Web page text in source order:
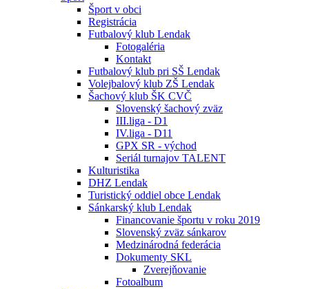
Šport v obci
Registrácia
Futbalový klub Lendak
Fotogaléria
Kontakt
Futbalový klub pri SŠ Lendak
Volejbalový klub ZŠ Lendak
Šachový klub ŠK CVČ
Slovenský šachový zväz
III.liga - D1
IV.liga - D11
GPX SR - východ
Seriál turnajov TALENT
Kulturistika
DHZ Lendak
Turistický oddiel obce Lendak
Sánkarský klub Lendak
Financovanie športu v roku 2019
Slovenský zväz sánkarov
Medzinárodná federácia
Dokumenty SKL
Zverejňovanie
Fotoalbum